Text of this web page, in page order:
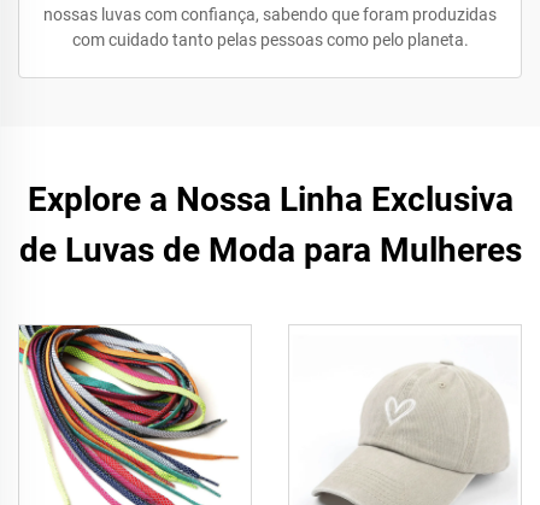
nossas luvas com confiança, sabendo que foram produzidas
com cuidado tanto pelas pessoas como pelo planeta.
Explore a Nossa Linha Exclusiva
de Luvas de Moda para Mulheres